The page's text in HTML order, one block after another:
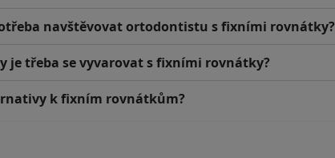
navštěvovat ortodontistu s fixními rovnátky?
je třeba se vyvarovat s fixními rovnátky?
k fixním rovnátkům?